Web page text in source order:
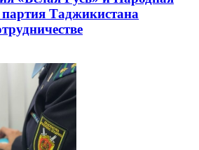
Таджикистана